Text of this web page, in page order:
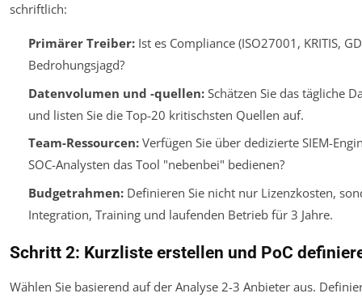
schriftlich:
Primärer Treiber:Ist es Compliance (ISO27001, KRITIS,
Bedrohungsjagd?
Datenvolumen und -quellen:Schätzen Sie das tägliche
und listen Sie die Top-20 kritischsten Quellen auf.
Team-Ressourcen:Verfügen Sie über dedizierte SIEM-
SOC-Analysten das Tool "nebenbei" bedienen?
Budgetrahmen:Definieren Sie nicht nur Lizenzkosten,
Integration, Training und laufenden Betrieb für 3 Jahre.
Schritt 2: Kurzliste erstellen und PoC
Wählen Sie basierend auf der Analyse 2-3 Anbieter aus.